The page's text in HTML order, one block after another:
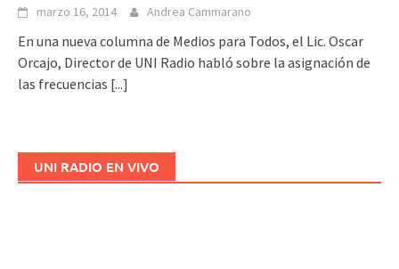
marzo 16, 2014 Andrea Cammarano
En una nueva columna de Medios para Todos, el Lic. Oscar
Orcajo, Director de UNI Radio habló sobre la asignación de
las frecuencias [...]
UNI RADIO EN VIVO